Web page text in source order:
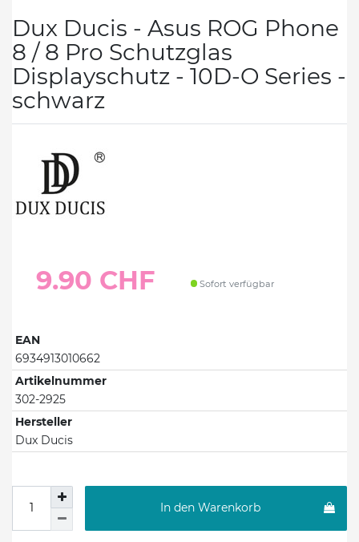
Dux Ducis - Asus ROG Phone
8 / 8 Pro Schutzglas
Displayschutz - 10D-O Series -
schwarz
9.90 CHF Sofort verfügbar
EAN
6934913010662
Artikelnummer
302-2925
Hersteller
Dux Ducis
In den Warenkorb